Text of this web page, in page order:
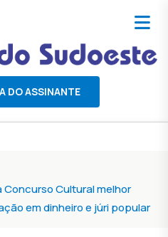
DO ASSINANTE
Concurso Cultural melhor
em dinheiro e júri popular